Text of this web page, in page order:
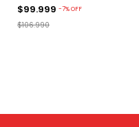
$99.999 -7%OFF
$106.990